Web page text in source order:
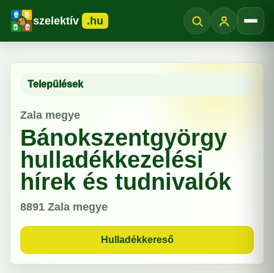
szelektív .hu
Települések
Zala megye
Bánokszentgyörgy
hulladékkezelési
hírek és tudnivalók
8891 Zala megye
Hulladékkereső